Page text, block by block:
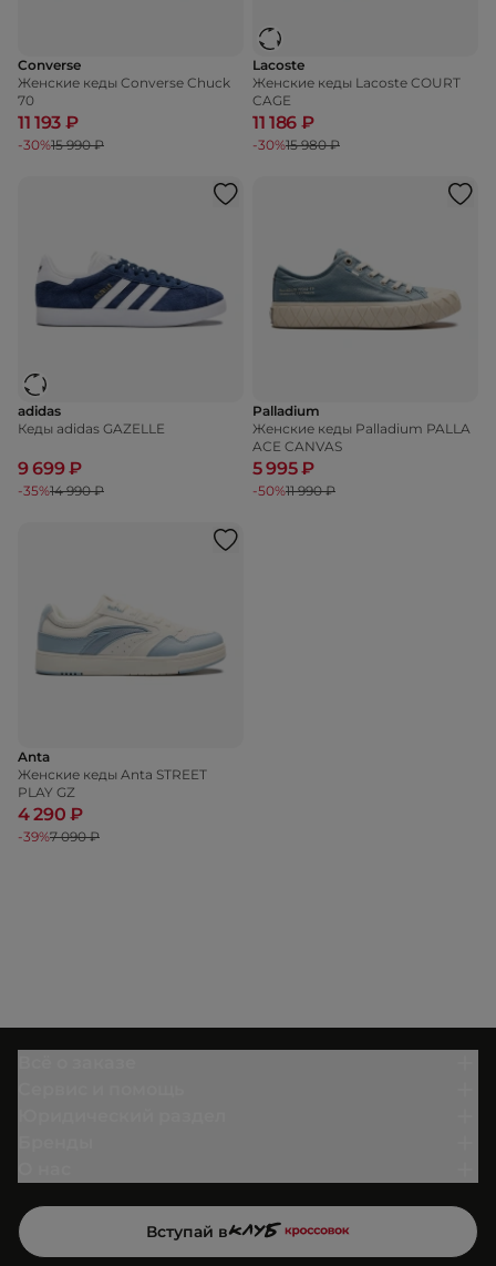
Converse
Женские кеды Converse Chuck
70
11 193 ₽
-30%15 990 ₽
Lacoste
Женские кеды Lacoste COURT
CAGE
11 186 ₽
-30%15 980 ₽
adidas
Кеды adidas GAZELLE
9 699 ₽
-35%14 990 ₽
Palladium
Женские кеды Palladium PALLA
ACE CANVAS
5 995 ₽
-50%11 990 ₽
Anta
Женские кеды Anta STREET
PLAY GZ
4 290 ₽
-39%7 090 ₽
Вступай в